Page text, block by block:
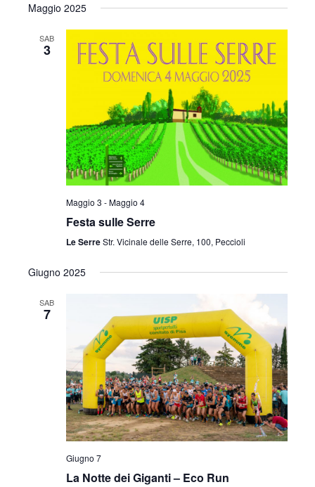
a
z
i
n
e
Maggio 2025
SAB
3
Maggio 3 -Maggio 4
Festa sulle Serre
Le SerreStr. Vicinale delle Serre, 100, Peccioli
Giugno 2025
SAB
7
Giugno 7
La Notte dei Giganti – Eco Run